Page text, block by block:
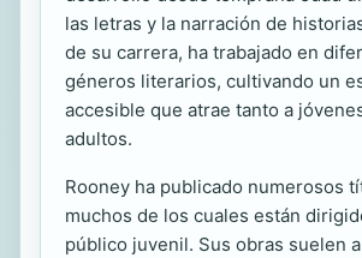
las letras y la narración de
de su carrera, ha trabajado en
géneros literarios, cultivando un
accesible que atrae tanto a
adultos.
Rooney ha publicado numerosos
muchos de los cuales están
público juvenil. Sus obras suelen